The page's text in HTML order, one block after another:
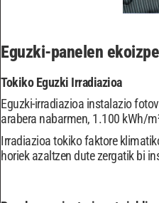
Eguzki-panelen
Tokiko Eguzki Irradiazioa
Eguzki-irradiazioa instalazio
arabera nabarmen, 1.100 kWh/
Irradiazioa tokiko faktore
horiek azaltzen dute zergatik bi